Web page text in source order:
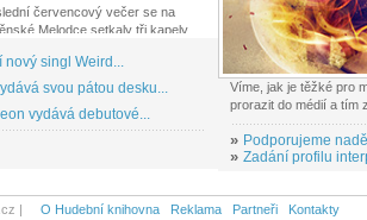
červencový večer se na
Melodce setkaly tři kapely...
nový singl Weird...
svou pátou desku...
vydává debutové...
Víme, jak je těžké pro
prorazit do médií a tím
» Podporujeme
» Zadání profilu
| O Hudební knihovna Reklama Partneři Kontakty